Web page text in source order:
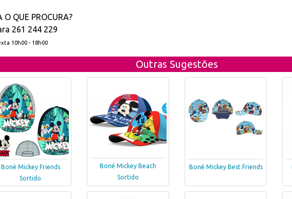
O QUE PROCURA?
261 244 229
10h00 - 18h00
Outras Sugestões
Boné Mickey Friends
Sortido
Boné Mickey Beach
Sortido
Boné Mickey Best Friends